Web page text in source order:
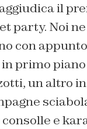
il
party. Noi
con appunto
primo piano
un altro
e